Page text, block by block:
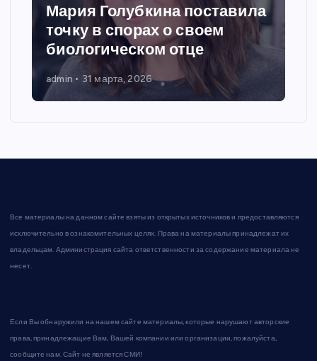
Мария Голубкина поставила
точку в спорах о своем
биологическом отце
admin 31 марта, 2026
Все материалы на данном сайте взяты из открытых источников и предоставляются
исключительно в ознакомительных целях. Права на материалы принадлежат их
владельцам. Администрация сайта ответственности за содержание материала не
несет.
Если Вы обнаружили на нашем сайте материалы, которые нарушают авторские
права, принадлежащие Вам, Вашей компании или организации, пожалуйста,
сообщите нам. Сайт не является СМИ!